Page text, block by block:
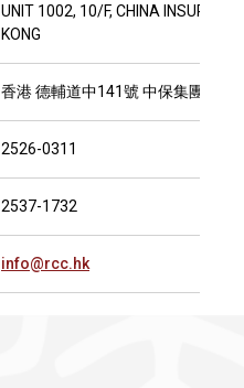
UNIT 1002, 10/F, CHINA
KONG
香港 德輔道中141號 中保集團大廈
2526-0311
2537-1732
info@rcc.hk